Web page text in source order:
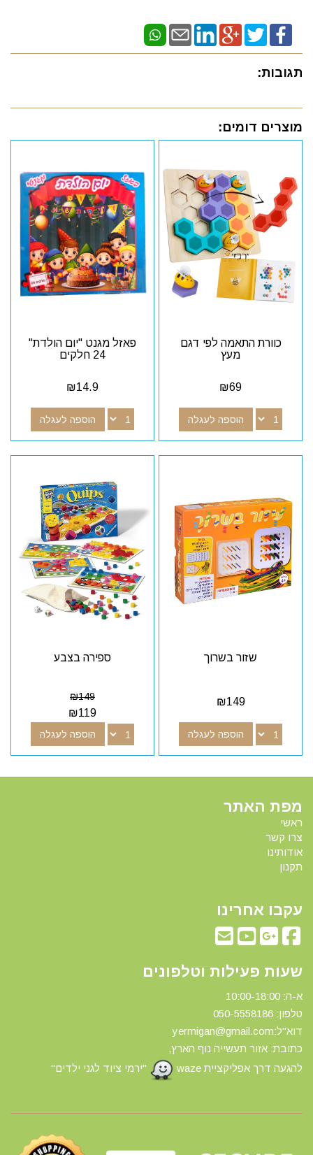
תגובות:
מוצרים דומים:
כוורת התאמה לפי דגם
מעץ
₪69
הוספה לעגלה
פאזל מגנט "יום הולדת"
24 חלקים
₪14.9
הוספה לעגלה
שזור בשרוך
₪149
הוספה לעגלה
ספירה בצבע
₪149
₪119
הוספה לעגלה
מפת האתר
ראשי
צרו קשר
אודותינו
תקנון
עקבו אחרינו
שעות פעילות וטלפונים
א-ה: 10:00-18:00
טלפון: 0 50-5558186
דוא"ל:yermigan@gmail.com
כתובת: אזור תעשייה נוף הארץ,
להגעה דרך אפליקציית waze
"ירמי ציוד לגני ילדים"